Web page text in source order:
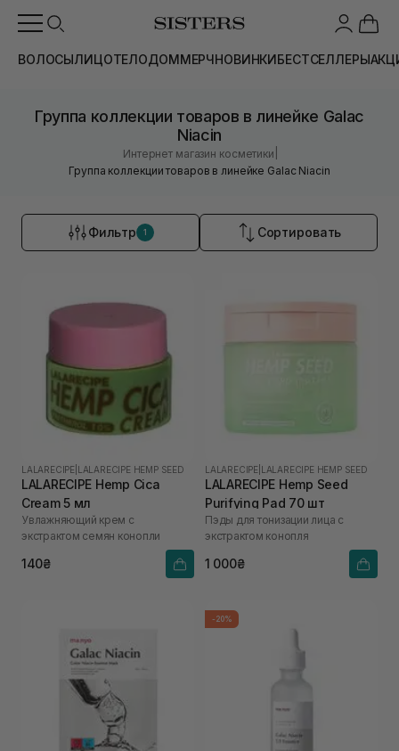
ВОЛОСЫЛИЦОТЕЛОДОММЕРЧНОВИНКИБЕСТСЕЛЛЕРЫ
Группа коллекции товаров в линейке Galac
Niacin
Интернет магазин косметики
Группа коллекции товаров в линейке Galac Niacin
Фильтр 1 Сортировать
LALARECIPE LALARECIPE HEMP SEED
LALARECIPE Hemp Cica
Cream 5 мл
Увлажняющий крем с
экстрактом семян конопли
140₴
LALARECIPE LALARECIPE HEMP SEED
LALARECIPE Hemp Seed
Purifying Pad 70 шт
Пэды для тонизации лица с
экстрактом конопля
1 000₴
-20%